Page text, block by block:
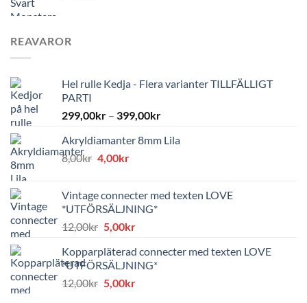
REAVAROR
Hel rulle Kedja - Flera varianter TILLFÄLLIGT
PARTI
299,00kr – 399,00kr
Akryldiamanter 8mm Lila
8,00kr Det
var:
8,00kr.
4,00krDet
är:
4,00kr.
Vintage connecter med texten LOVE
*UTFÖRSÄLJNING*
12,00kr Det
priset
var:
12,00kr.
5,00krDet
priset
är:
5,00kr.
Kopparpläterad connecter med texten LOVE
*UTFÖRSÄLJNING*
12,00kr Det
5,00krDet